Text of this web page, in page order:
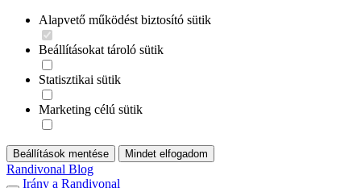
Alapvető működést biztosító sütik
Beállításokat tároló sütik
Statisztikai sütik
Marketing célú sütik
Beállítások mentése Mindet elfogadom
Randivonal Blog
Irány a Randivonal